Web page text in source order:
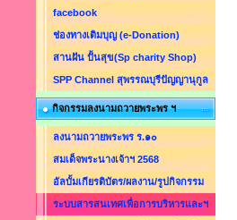
facebook
ช่องทางเติมบุญ (e-Donation)
สานฝัน ปั้นสุข(Sp charity Shop)
SPP Channel สุพรรณบุรีปัญญานุกูล
กิจกรรมลงนามถวายพระพร ฯ
ลงนามถวายพระพร ร.๑๐
สมเด็จพระนางเจ้าฯ 2568
อัลบั้มเกียรติบัตร/ผลงาน/รูปกิจกรรม
ระบบสารสนเทศเพื่อการบริหารและฯ